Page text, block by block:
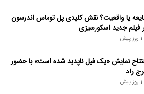
یا واقعیت؟ نقش کلیدی پل توماس اندرسون
فیلم جدید اسکورسیزی
1 روز پیش
نمایش «یک فیل ناپدید شده است» با حضور
راد
1 روز پیش